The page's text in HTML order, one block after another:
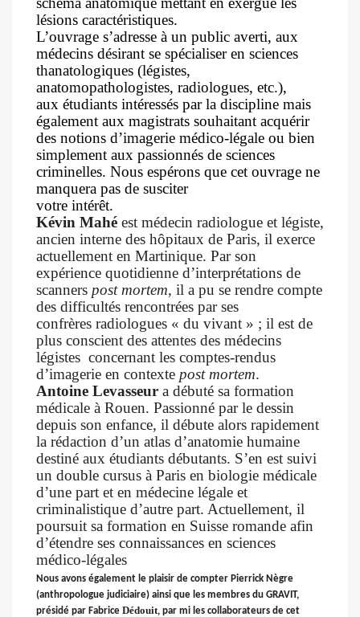
lésions caractéristiques.
L’ouvrage s’adresse à un public averti, aux
médecins désirant se spécialiser en sciences
thanatologiques (légistes,
anatomopathologistes, radiologues, etc.),
aux étudiants intéressés par la discipline mais
également aux magistrats souhaitant acquérir
des notions d’imagerie médico-légale ou bien
simplement aux passionnés de sciences
criminelles. Nous espérons que cet ouvrage ne
manquera pas de susciter
votre intérêt.
Kévin Mahé est médecin radiologue et légiste,
ancien interne des hôpitaux de Paris, il exerce
actuellement en Martinique. Par son
expérience quotidienne d’interprétations de
scanners post mortem, il a pu se rendre compte
des difficultés rencontrées par ses
confrères radiologues « du vivant » ; il est de
plus conscient des attentes des médecins
légistes concernant les comptes-rendus
d’imagerie en contexte post mortem.
Antoine Levasseur a débuté sa formation
médicale à Rouen. Passionné par le dessin
depuis son enfance, il débute alors rapidement
la rédaction d’un atlas d’anatomie humaine
destiné aux étudiants débutants. S’en est suivi
un double cursus à Paris en biologie médicale
d’une part et en médecine légale et
criminalistique d’autre part. Actuellement, il
poursuit sa formation en Suisse romande afin
d’étendre ses connaissances en sciences
médico-légales
Nous avons également le plaisir de compter Pierrick Nègre
(anthropologue judiciaire) ainsi que les membres du GRAVIT,
présidé par Fabrice Dédouit, par mi les collaborateurs de cet